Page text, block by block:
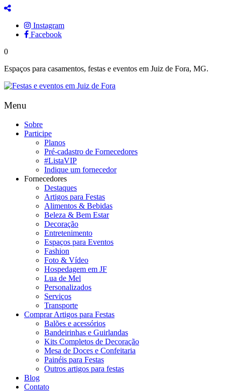
Instagram
Facebook
0
Espaços para casamentos, festas e eventos em Juiz de Fora, MG.
Menu
Sobre
Participe
Planos
Pré-cadastro de Fornecedores
#ListaVIP
Indique um fornecedor
Fornecedores
Destaques
Artigos para Festas
Alimentos & Bebidas
Beleza & Bem Estar
Decoração
Entretenimento
Espaços para Eventos
Fashion
Foto & Vídeo
Hospedagem em JF
Lua de Mel
Personalizados
Serviços
Transporte
Comprar Artigos para Festas
Balões e acessórios
Bandeirinhas e Guirlandas
Kits Completos de Decoração
Mesa de Doces e Confeitaria
Painéis para Festas
Outros artigos para festas
Blog
Contato